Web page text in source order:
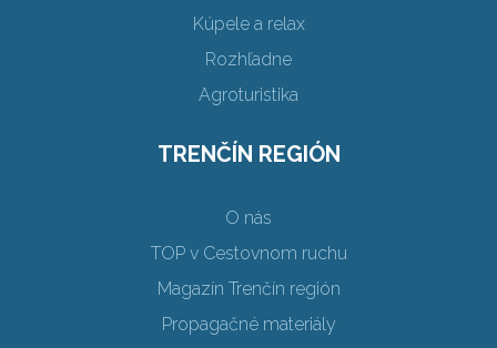
Kúpele a relax
Rozhľadne
Agroturistika
TRENČÍN REGIÓN
O nás
TOP v Cestovnom ruchu
Magazín Trenčín región
Propagačné materiály